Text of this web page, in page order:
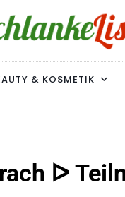
SIE SIND NICHT
& KOSMETIK
ᐅ